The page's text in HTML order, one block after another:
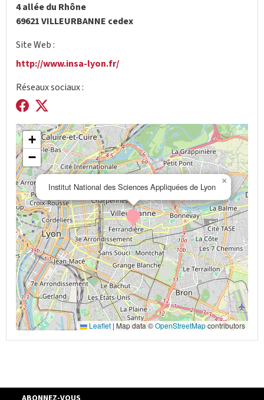
4 allée du Rhône
69621 VILLEURBANNE cedex
Site Web :
http://www.insa-lyon.fr/
Réseaux sociaux :
Institut National des Sciences Appliquées de Lyon
×
+
−
Leaflet | Map data ©OpenStreetMapcontributors